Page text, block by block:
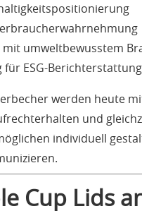
umweltbewusstem
ESG-
werden heute
und
individuell
Cup Lids